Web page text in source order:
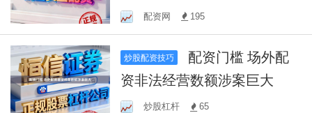
迎来新机遇
配资网 195
炒股配资技巧
资非法经营数额涉案巨大
炒股杠杆 65